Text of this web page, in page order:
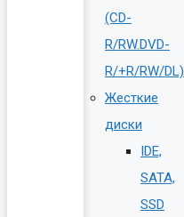
(CD-
R/RW.DVD-
R/+R/RW/DL)
Жесткие
диски
IDE,
SATA,
SSD